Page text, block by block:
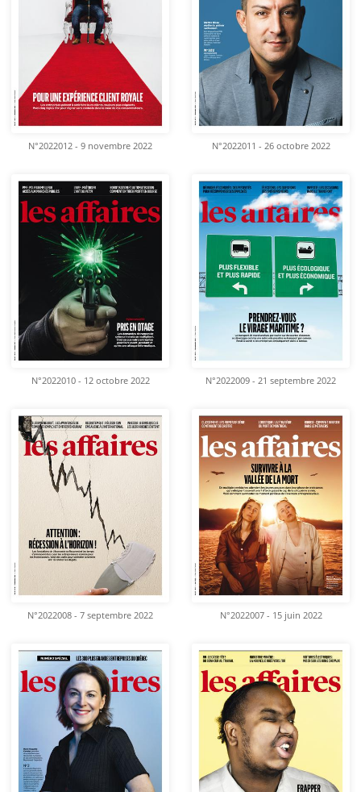
N°2022012 - 9 novembre 2022 N°2022011 - 26 octobre 2022
N°2022010 - 12 octobre 2022 N°2022009 - 21 septembre 2022
N°2022008 - 7 septembre 2022 N°2022007 - 15 juin 2022